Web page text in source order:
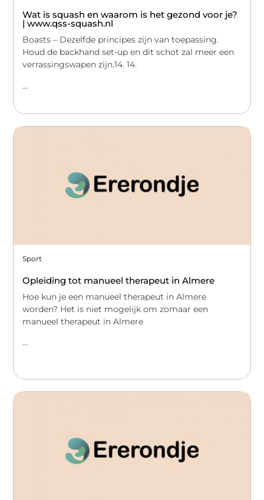
Wat is squash en waarom is het gezond voor je?
| www.qss-squash.nl
Boasts – Dezelfde principes zijn van toepassing.
Houd de backhand set-up en dit schot zal meer een
verrassingswapen zijn.14. 14.
...
Sport
Opleiding tot manueel therapeut in Almere
Hoe kun je een manueel therapeut in Almere
worden? Het is niet mogelijk om zomaar een
manueel therapeut in Almere
...